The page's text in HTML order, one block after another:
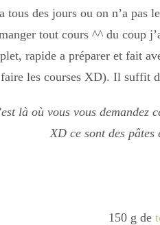
tous des jours ou on n’a pas
tout cours ^^ du coup
rapide a préparer et fait
faire les courses XD). Il suffit
là où vous vous demandez
XD ce sont des pâtes
150 g de